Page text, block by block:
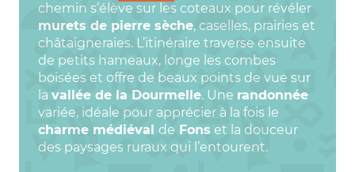
chemin s’élève sur les coteaux pour révéler
murets de pierre sèche, caselles, prairies et
châtaigneraies. L’itinéraire traverse ensuite
de petits hameaux, longe les combes
boisées et offre de beaux points de vue sur
la vallée de la Dourmelle. Une randonnée
variée, idéale pour apprécier à la fois le
charme médiéval de Fons et la douceur
des paysages ruraux qui l’entourent.